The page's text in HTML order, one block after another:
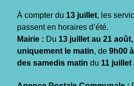
À compter du 13 juillet, les
passent en horaires d’été.
Mairie : Du 13 juillet au 21 août,
uniquement le matin, de 9h00
des samedis matin du 11